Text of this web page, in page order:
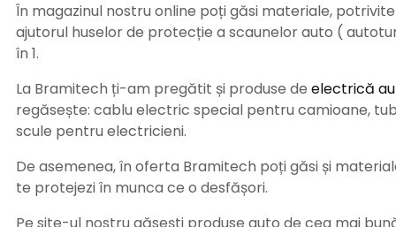
În magazinul nostru online poți găsi materiale,
ajutorul huselor de protecție a scaunelor auto (
în 1.
La Bramitech ți-am pregătit și produse de electrică
regăsește: cablu electric special pentru camioane,
scule pentru electricieni.
De asemenea, în oferta Bramitech poți găsi și
te protejezi în munca ce o desfășori.